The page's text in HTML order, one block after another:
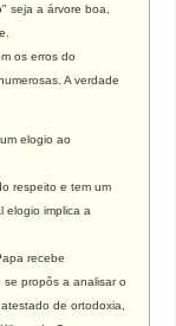
seja a árvore boa,
os erros do
A verdade
elogio ao
respeito e tem um
elogio implica a
recebe
propôs a analisar o
de ortodoxia,